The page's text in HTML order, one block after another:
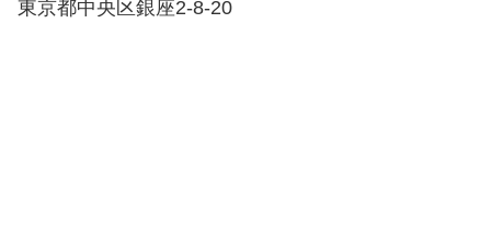
東京都中央区銀座2-8-20